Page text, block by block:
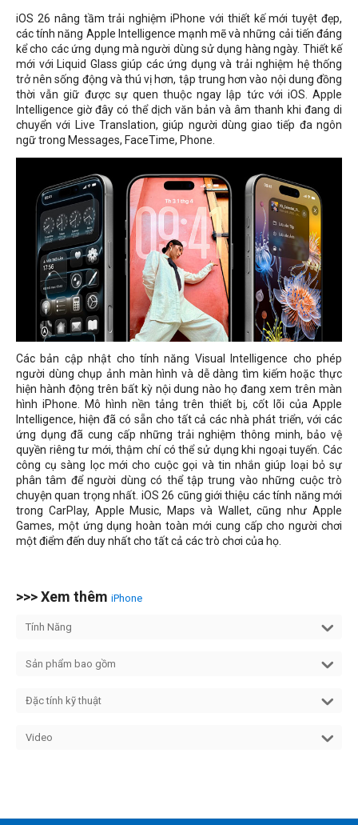
iOS 26 nâng tầm trải nghiệm iPhone với thiết kế mới tuyệt đẹp,
các tính năng Apple Intelligence mạnh mẽ và những cải tiến đáng
kể cho các ứng dụng mà người dùng sử dụng hàng ngày. Thiết kế
mới với Liquid Glass giúp các ứng dụng và trải nghiệm hệ thống
trở nên sống động và thú vị hơn, tập trung hơn vào nội dung đồng
thời vẫn giữ được sự quen thuộc ngay lập tức với iOS. Apple
Intelligence giờ đây có thể dịch văn bản và âm thanh khi đang di
chuyển với Live Translation, giúp người dùng giao tiếp đa ngôn
ngữ trong Messages, FaceTime, Phone
Các bản cập nhật cho tính năng Visual Intelligence cho phép
người dùng chụp ảnh màn hình và dễ dàng tìm kiếm hoặc thực
hiện hành động trên bất kỳ nội dung nào họ đang xem trên màn
hình iPhone. Mô hình nền tảng trên thiết bị, cốt lõi của Apple
Intelligence, hiện đã có sẵn cho tất cả các nhà phát triển, với các
ứng dụng đã cung cấp những trải nghiệm thông minh, bảo vệ
quyền riêng tư mới, thậm chí có thể sử dụng khi ngoại tuyến. Các
công cụ sàng lọc mới cho cuộc gọi và tin nhắn giúp loại bỏ sự
phân tâm để người dùng có thể tập trung vào những cuộc trò
chuyện quan trọng nhất. iOS 26 cũng giới thiệu các tính năng mới
trong CarPlay, Apple Music, Maps và Wallet, cũng như Apple
Games, một ứng dụng hoàn toàn mới cung cấp cho người chơi
một điểm đến duy nhất cho tất cả các trò chơi của họ.
>>> Xem thêm iPhone
Tính Năng
Sản phẩm bao gồm
Đặc tính kỹ thuật
Video